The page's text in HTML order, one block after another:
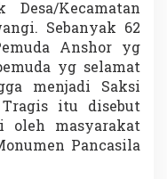
Kecamatan
Sebanyak 62
Anshor yg
yg selamat
menjadi Saksi
itu disebut
oleh masyarakat
Pancasila